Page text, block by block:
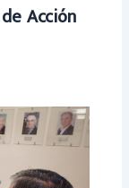
Acción